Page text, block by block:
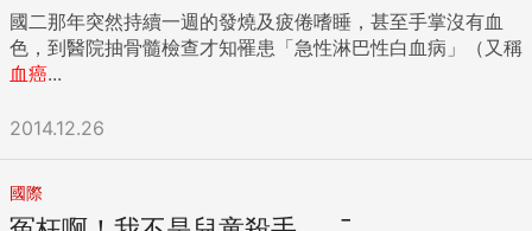
國二那年突然持續一週的發燒及疲倦嗜睡，甚至手掌沒有血
色，到醫院抽骨髓檢查才知罹患「急性淋巴性白血病」（又稱
血癌...
2014.12.26
國際